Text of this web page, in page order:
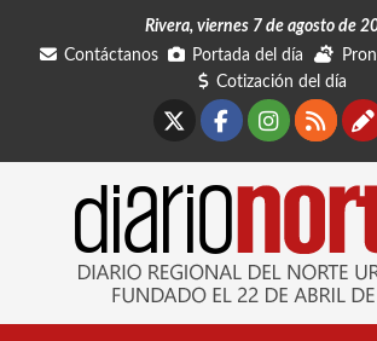
Rivera, viernes 7 de agosto de
Contáctanos
Portada del día
Cotización del día
Facebook
RSS